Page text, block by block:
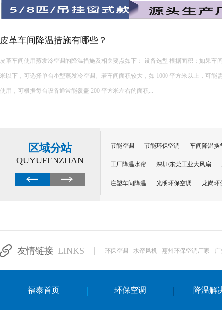
高发热车间降温攻略！
注塑、五金、锻造、焊接等高发热车间，是夏季降温的重难点。生产设备持续散
畅，室内温度常年居高不下，远超普通车间，工人作业燥热难耐，设备长期高温运
发，增加维修成本。 &nbs...
区域分站
QUYUFENZHAN
节能空调 节能环保空调 车间降温换
工厂降温水帘 深圳/东莞工业大风扇
注塑车间降温 光明环保空调 龙岗环
达州工业省电安装
友情链接 LINKS 环保空调 水帘风机 惠州环保空调厂家 广
福泰首页 环保空调 降温解